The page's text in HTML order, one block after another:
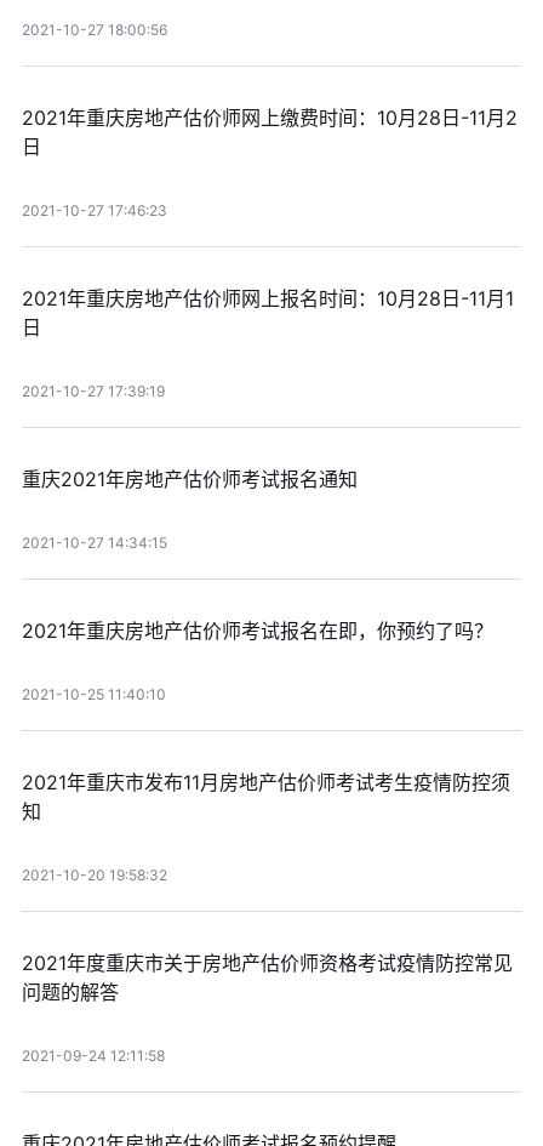
2021-10-27 18:00:56
2021年重庆房地产估价师网上缴费时间：10月28日-11月2
日
2021-10-27 17:46:23
2021年重庆房地产估价师网上报名时间：10月28日-11月1
日
2021-10-27 17:39:19
重庆2021年房地产估价师考试报名通知
2021-10-27 14:34:15
2021年重庆房地产估价师考试报名在即，你预约了吗？
2021-10-25 11:40:10
2021年重庆市发布11月房地产估价师考试考生疫情防控须
知
2021-10-20 19:58:32
2021年度重庆市关于房地产估价师资格考试疫情防控常见
问题的解答
2021-09-24 12:11:58